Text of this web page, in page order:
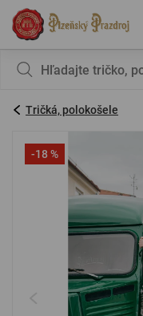
zaregistrujte sa
Heslo: *
Zabudnuté heslo
zmeniť?
Tričká, polokošele
-18 %